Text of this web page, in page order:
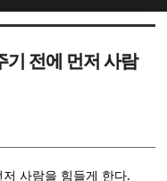
기 전에 먼저 사람
사람을 힘들게 한다.
북5
북5